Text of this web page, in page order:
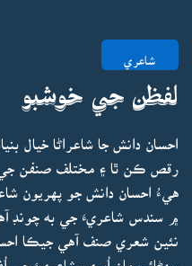
شاعري
لفظن جي خوشبو
احسان دانش جا شاعراڻا خيال
رقص ڪن ٿا ۽ مختلف صنفن
هيءُ احسان دانش جو پهريون
۾ سندس شاعريءَ جي به چونڊ
نئين شعري صنف آهي جيڪا
سهڻائپ مان اُڀري، شاعريءَ